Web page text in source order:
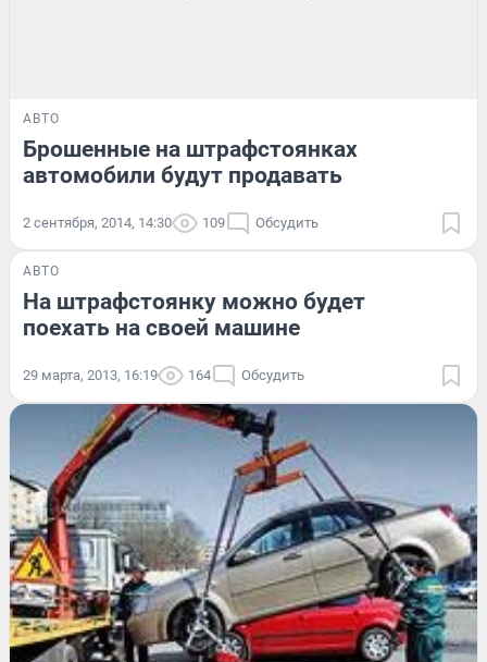
АВТО
Брошенные на штрафстоянках
автомобили будут продавать
2 сентября, 2014, 14:30 109 Обсудить
АВТО
На штрафстоянку можно будет
поехать на своей машине
29 марта, 2013, 16:19 164 Обсудить